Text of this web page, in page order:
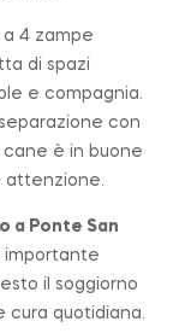
4 zampe
di spazi
e compagnia.
con
è in buone
attenzione.
a Ponte San
importante
il soggiorno
quotidiana.